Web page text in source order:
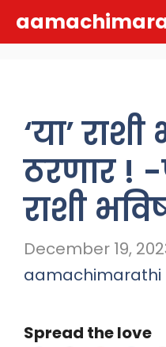
‘या’
ठरणार !
राशी
December 19,
aamachimarathi
Spread the love